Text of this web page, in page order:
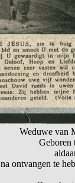
Weduwe van
Geboren
na ontvangen te